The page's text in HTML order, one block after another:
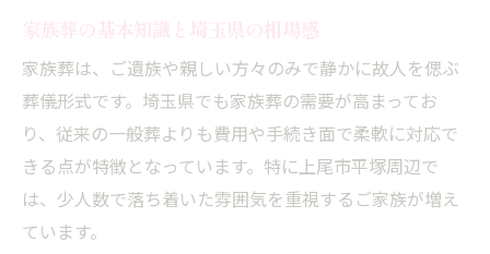
家族葬は、ご遺族や親しい方々のみで静かに故人を偲ぶ
葬儀形式です。埼玉県でも家族葬の需要が高まってお
り、従来の一般葬よりも費用や手続き面で柔軟に対応で
きる点が特徴となっています。特に上尾市平塚周辺で
は、少人数で落ち着いた雰囲気を重視するご家族が増え
ています。